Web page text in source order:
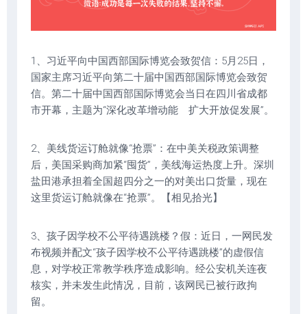
1、习近平向中国西部国际博览会致贺信：5月25日，
国家主席习近平向第二十届中国西部国际博览会致贺
信。第二十届中国西部国际博览会当日在四川省成都
市开幕，主题为“深化改革增动能 扩大开放促发展”。
2、美线货运订舱就像“抢票”：在中美关税政策调整
后，美国采购商加紧“囤货”，美线海运热度上升。深圳
盐田港承担着全国超四分之一的对美出口货量，现在
这里货运订舱就像在“抢票”。【相见拾光】
3、孩子因学校不公平待遇跳楼？假：近日，一网民发
布视频并配文“孩子因学校不公平待遇跳楼”的虚假信
息，对学校正常教学秩序造成影响。经公安机关连夜
核实，并未发生此情况，目前，该网民已被行政拘
留。